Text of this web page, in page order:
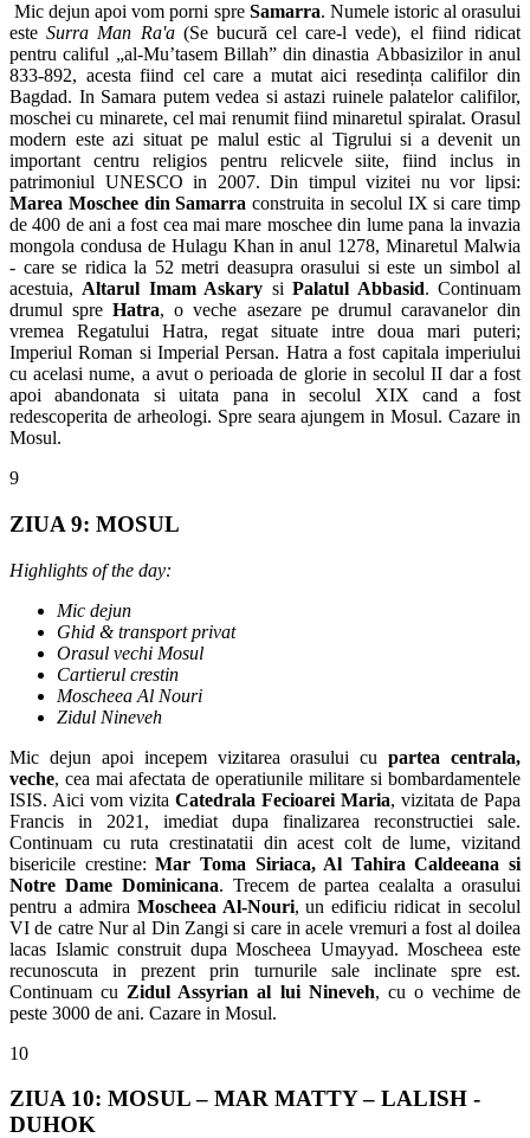
Mic dejun apoi vom porni spre Samarra. Numele istoric al orasului
esteSurra Man Ra'a(Se bucură cel care-l vede), el fiind ridicat
pentru califul „al-Mu’tasem Billah” din dinastia Abbasizilor in anul
833-892, acesta fiind cel care a mutat aici resedința califilor din
Bagdad. In Samara putem vedea si astazi ruinele palatelor califilor,
moschei cu minarete, cel mai renumit fiind minaretul spiralat. Orasul
modern este azi situat pe malul estic al Tigrului si a devenit un
important centru religios pentru relicvele siite, fiind inclus in
patrimoniul UNESCO in 2007. Din timpul vizitei nu vor lipsi:
Marea Moschee din Samarra construita in secolul IX si care timp
de 400 de ani a fost cea mai mare moschee din lume pana la invazia
mongola condusa de Hulagu Khan in anul 1278, Minaretul Malwia
- care se ridica la 52 metri deasupra orasului si este un simbol al
acestuia, Altarul Imam Askary siPalatul Abbasid. Continuam
drumul spreHatra, o veche asezare pe drumul caravanelor din
vremea Regatului Hatra, regat situate intre doua mari puteri;
Imperiul Roman si Imperial Persan. Hatra a fost capitala imperiului
cu acelasi nume, a avut o perioada de glorie in secolul II dar a fost
apoi abandonata si uitata pana in secolul XIX cand a fost
redescoperita de arheologi. Spre seara ajungem in Mosul. Cazare in
Mosul.
9
ZIUA 9: MOSUL
Highlights of the day:
Mic dejun
Ghid & transport privat
Orasul vechi Mosul
Cartierul crestin
Moscheea Al Nouri
Zidul Nineveh
Mic dejun apoi incepem vizitarea orasului cupartea centrala,
veche, cea mai afectata de operatiunile militare si bombardamentele
ISIS. Aici vom vizita Catedrala Fecioarei Maria, vizitata de Papa
Francis in 2021, imediat dupa finalizarea reconstructiei sale.
Continuam cu ruta crestinatatii din acest colt de lume, vizitand
bisericile crestine:Mar Toma Siriaca, Al Tahira Caldeeana si
Notre Dame Dominicana. Trecem de partea cealalta a orasului
pentru a admira Moscheea Al-Nouri, un edificiu ridicat in secolul
VI de catre Nur al Din Zangi si care in acele vremuri a fost al doilea
lacas Islamic construit dupa Moscheea Umayyad. Moscheea este
recunoscuta in prezent prin turnurile sale inclinate spre est.
Continuam cu Zidul Assyrian al lui Nineveh, cu o vechime de
peste 3000 de ani. Cazare in Mosul.
10
ZIUA 10: MOSUL – MAR MATTY – LALISH -
DUHOK